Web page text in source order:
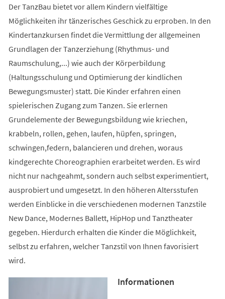
Der TanzBau bietet vor allem Kindern vielfältige
Möglichkeiten ihr tänzerisches Geschick zu erproben. In den
Kindertanzkursen findet die Vermittlung der allgemeinen
Grundlagen der Tanzerziehung (Rhythmus- und
Raumschulung,...) wie auch der Körperbildung
(Haltungsschulung und Optimierung der kindlichen
Bewegungsmuster) statt. Die Kinder erfahren einen
spielerischen Zugang zum Tanzen. Sie erlernen
Grundelemente der Bewegungsbildung wie kriechen,
krabbeln, rollen, gehen, laufen, hüpfen, springen,
schwingen,federn, balancieren und drehen, woraus
kindgerechte Choreographien erarbeitet werden. Es wird
nicht nur nachgeahmt, sondern auch selbst experimentiert,
ausprobiert und umgesetzt. In den höheren Altersstufen
werden Einblicke in die verschiedenen modernen Tanzstile
New Dance, Modernes Ballett, HipHop und Tanztheater
gegeben. Hierdurch erhalten die Kinder die Möglichkeit,
selbst zu erfahren, welcher Tanzstil von Ihnen favorisiert
wird.
Informationen